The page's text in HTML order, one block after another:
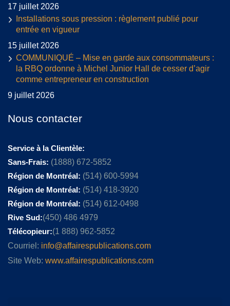
17 juillet 2026
Installations sous pression : règlement publié pour
entrée en vigueur
15 juillet 2026
COMMUNIQUÉ – Mise en garde aux consommateurs :
la RBQ ordonne à Michel Junior Hall de cesser d’agir
comme entrepreneur en construction
9 juillet 2026
Nous contacter
Service à la Clientèle:
Sans-Frais: (1888) 672-5852
Région de Montréal: (514) 600-5994
Région de Montréal: (514) 418-3920
Région de Montréal: (514) 612-0498
Rive Sud:(450) 486 4979
Télécopieur:(1 888) 962-5852
Courriel: info@affairespublications.com
Site Web: www.affairespublications.com